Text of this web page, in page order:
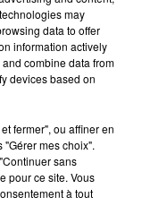
may
data to offer
information actively
combine data from
devices based on
fermer", ou affiner en
mes choix".
sans
pour ce site. Vous
à tout